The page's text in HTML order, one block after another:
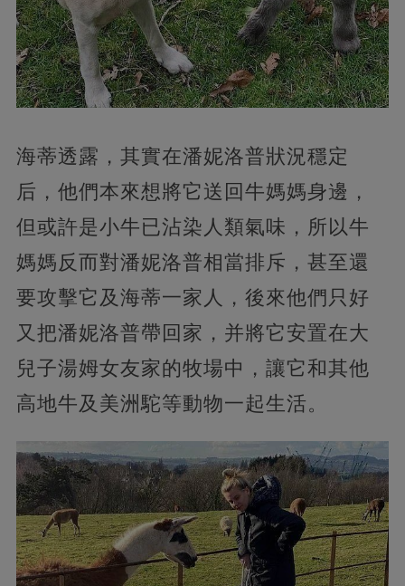
海蒂透露，其實在潘妮洛普狀況穩定
后，他們本來想將它送回牛媽媽身邊，
但或許是小牛已沾染人類氣味，所以牛
媽媽反而對潘妮洛普相當排斥，甚至還
要攻擊它及海蒂一家人，後來他們只好
又把潘妮洛普帶回家，并將它安置在大
兒子湯姆女友家的牧場中，讓它和其他
高地牛及美洲駝等動物一起生活。